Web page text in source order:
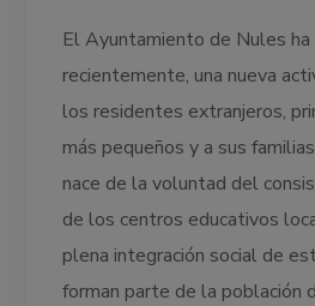
El Ayuntamiento de Nules ha
recientemente, una nueva
los residentes extranjeros,
más pequeños y a sus
nace de la voluntad del
de los centros educativos
plena integración social de
forman parte de la población